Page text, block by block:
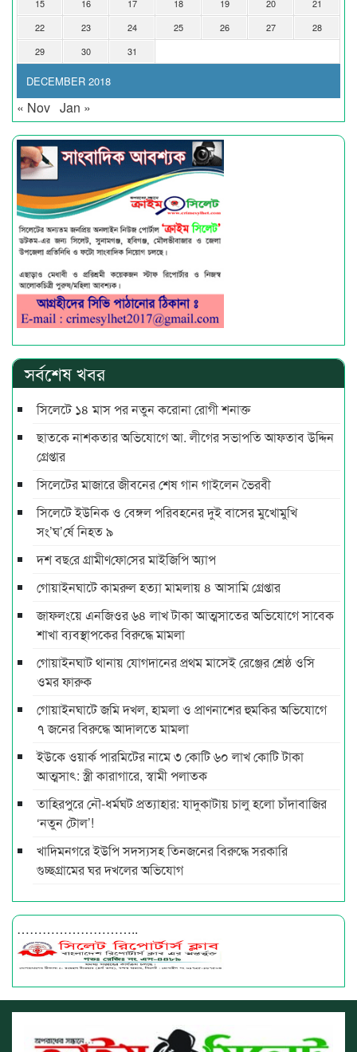
DECEMBER 2018
15
16 17 18 19 20
21
22
23 24 25 26 27
28
29
30 31
« Nov Jan »
সর্বশেষ খবর
সিলেটে ১৪ মাস পর নতুন করোনা রোগী শনাক্ত
ছাতকে নাশকতার অভিযোগে আ. লীগের সভাপ‌তি আফতাব উদ্দিন
গ্রেপ্তার
সিলেটের মাজারে জীবনের শেষ গান গাইলেন ভৈরবী
সিলেটে ইউনিক ও বেঙ্গল পরিবহনের দুই বাসের মুখোমুখি
সং’ঘ’র্ষে নিহত ৯
দশ বছ‌রে গ্রামীণ‌ফো‌সের মাইজিপি অ্যাপ
গোয়াইনঘাটে কামরুল হত্যা মামলায় ৪ আসামি গ্রেপ্তার
জাফলংয়ে এনজিওর ৬৪ লাখ টাকা আত্মসাতের অভিযোগে সাবেক
শাখা ব্যবস্থাপকের বিরুদ্ধে মামলা
গোয়াইনঘাট থানায় যোগদানের প্রথম মাসেই রেঞ্জের শ্রেষ্ঠ ওসি
ওমর ফারুক
গোয়াইনঘাটে জমি দখল, হামলা ও প্রাণনাশের হুমকির অভিযোগে
৭ জনের বিরুদ্ধে আদালতে মামলা
ইউকে ওয়ার্ক পারমিটের নামে ৩ কোটি ৬০ লাখ কোটি টাকা
আত্মসাৎ: স্ত্রী কারাগারে, স্বামী পলাতক
তাহিরপুরে নৌ-ধর্মঘট প্রত্যাহার: যাদুকাটায় চালু হলো চাঁদাবাজির
‘নতুন টোল’!
খাদিমনগরে ইউপি সদস্যসহ তিনজনের বিরুদ্ধে সরকারি
গুচ্ছগ্রামের ঘর দখলের অভিযোগ
………………………..